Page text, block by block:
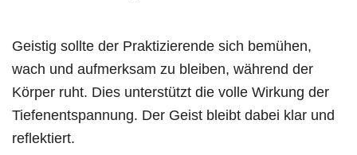
Geistig sollte der Praktizierende sich bemühen,
wach und aufmerksam zu bleiben, während der
Körper ruht. Dies unterstützt die volle Wirkung der
Tiefenentspannung. Der Geist bleibt dabei klar und
reflektiert.